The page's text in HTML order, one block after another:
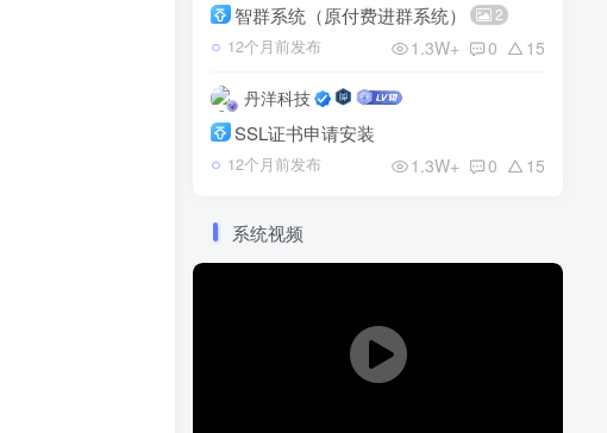
智群系统（原付费进群系统） 2
12个月前发布 1.3W+ 0 15
丹洋科技
SSL证书申请安装
12个月前发布 1.3W+ 0 15
系统视频